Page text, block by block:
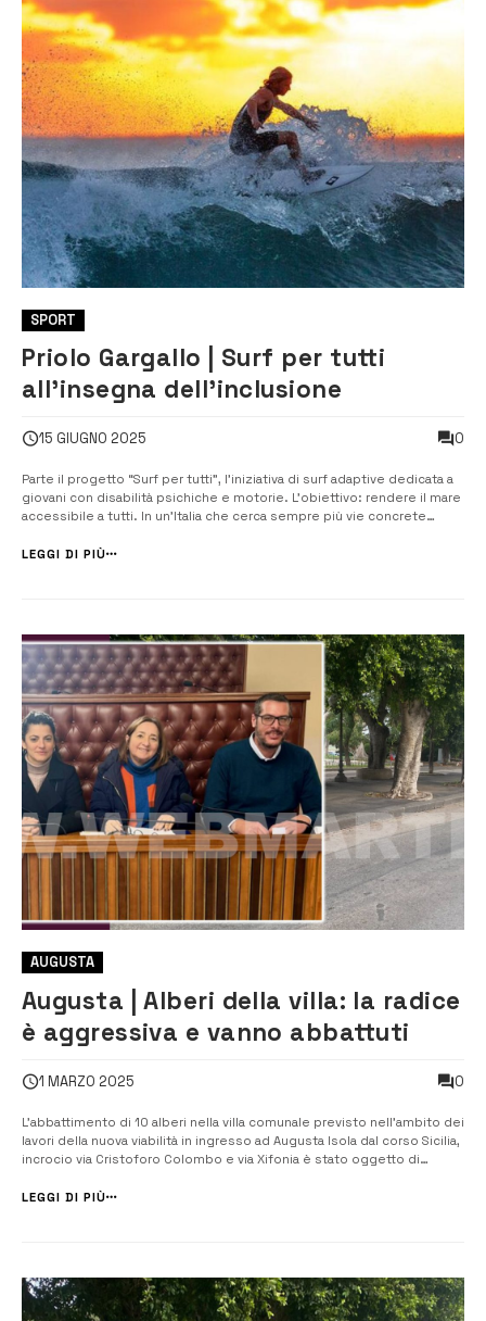
SPORT
Priolo Gargallo | Surf per tutti
all’insegna dell’inclusione
15 GIUGNO 2025 0
Parte il progetto “Surf per tutti”, l’iniziativa di surf adaptive dedicata a
giovani con disabilità psichiche e motorie. L’obiettivo: rendere il mare
accessibile a tutti. In un’Italia che cerca sempre più vie concrete
Si chiama “Surf per tutti”, ed è promosso ...
LEGGI DI PIÙ
AUGUSTA
Augusta | Alberi della villa: la radice
è aggressiva e vanno abbattuti
1 MARZO 2025 0
L’abbattimento di 10 alberi nella villa comunale previsto nell’ambito dei
lavori della nuova viabilità in ingresso ad Augusta Isola dal corso Sicilia,
incrocio via Cristoforo Colombo e via Xifonia è stato oggetto di
di novembre 2024 i consiglieri di opposizione Giancarlo Tri...
LEGGI DI PIÙ